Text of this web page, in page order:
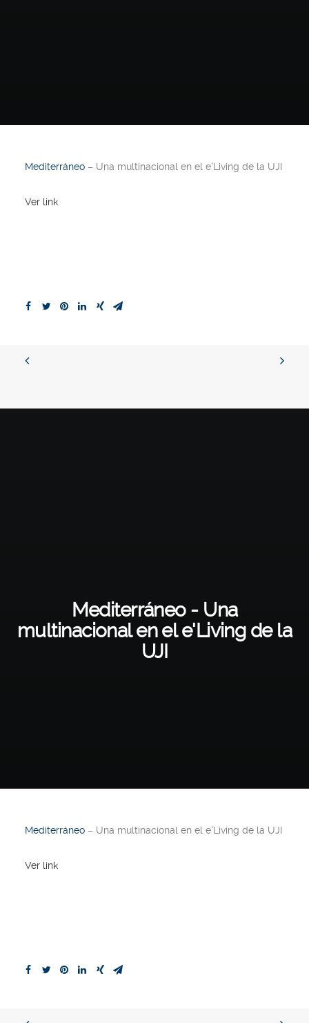
Mediterráneo – Una multinacional en el e'Living de la UJI
Ver link
Mediterráneo - Una
multinacional en el e'Living de la
UJI
Mediterráneo – Una multinacional en el e'Living de la UJI
Ver link